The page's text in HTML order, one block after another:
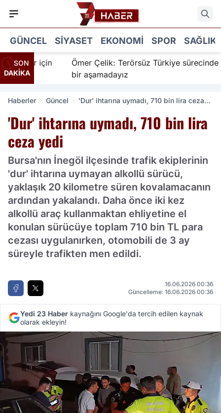
GÜNCEL SIYASET EKONOMI SPOR SAĞLIK
SON
DAKİKA
için
Ömer Çelik: Terörsüz Türkiye sürecinde yeni
bir aşamadayız
Haberler Güncel
'Dur' ihtarına uymadı, 710 bin lira ceza
'Dur' ihtarına uymadı, 710 bin lira
ceza yedi
Bursa'nın İnegöl ilçesinde trafik ekiplerinin
'dur' ihtarına uymayan alkollü sürücü,
yaklaşık 20 kilometre süren kovalamacanın
ardından yakalandı. Daha önce iki kez
alkollü araç kullanmaktan ehliyetine el
konulan sürücüye toplam 710 bin TL para
cezası uygulanırken, otomobili de 3 ay
süreyle trafikten men edildi.
16.06.2026 00:36
Güncelleme: 16.06.2026 00:36
Yedi 23 Haber kaynağını Google'da tercih edilen kaynak
olarak ekleyin!